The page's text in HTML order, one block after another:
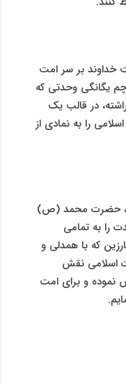
خداوند بر سر امت
یگانگی وحدتی که
در قالب یک
را به نمادی از
حضرت محمد (ص)
را به تمامی
که با همدلی و
اسلامی نقش
نموده و برای امت